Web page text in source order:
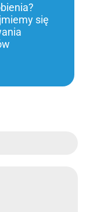
się